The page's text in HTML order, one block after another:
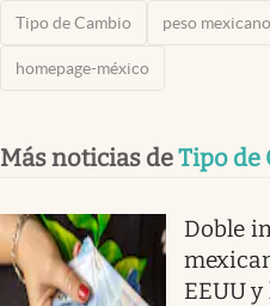
Tipo de Cambio peso mexicano
homepage-méxico
Más noticias deTipo de
Doble
EEUU